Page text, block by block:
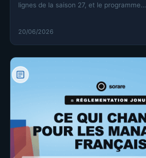
lignes de la saison 27, et le programme…
20/06/2026